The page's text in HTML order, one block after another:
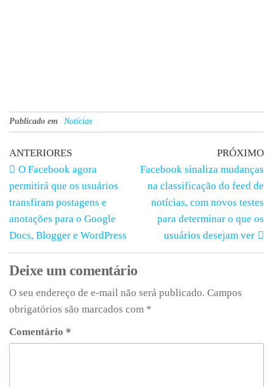
Publicado em Notícias
ANTERIORES
O Facebook agora
permitirá que os usuários
transfiram postagens e
anotações para o Google
Docs, Blogger e WordPress
PRÓXIMO
Facebook sinaliza mudanças
na classificação do feed de
notícias, com novos testes
para determinar o que os
usuários desejam ver
Deixe um comentário
O seu endereço de e-mail não será publicado. Campos
obrigatórios são marcados com *
Comentário *